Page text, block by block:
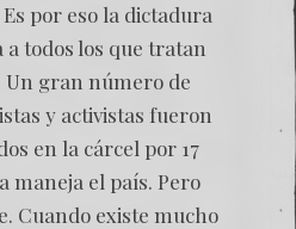
rehén
por eso la dictadura
todos los que tratan
Un gran número de
y activistas fueron
en la cárcel por 17
maneja el país. Pero
Cuando existe mucho